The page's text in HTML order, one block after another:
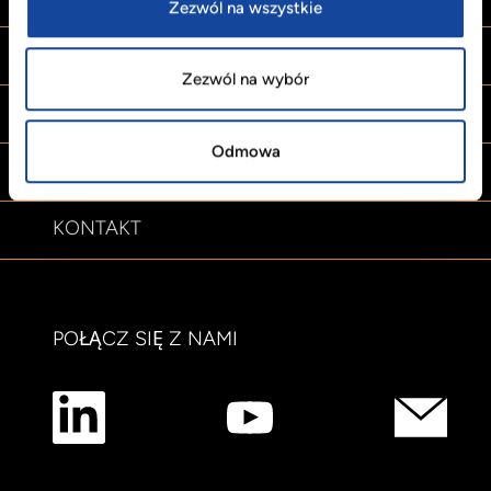
Zezwól na wszystkie
Zezwól na wybór
Odmowa
PRODUKTY
ZRÓWNOWAŻONY ROZWÓJ
KONTAKT
POŁĄCZ SIĘ Z NAMI